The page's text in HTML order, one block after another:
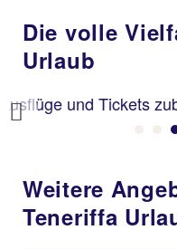
Die volle
Urlaub
Previous
Weitere
Teneriffa